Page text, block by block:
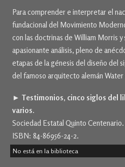
Para comprender e interpretar el
fundacional del Movimiento
con las doctrinas de William Morris y
apasionante análisis, pleno de
etapas de la génesis del diseño del
del famoso arquitecto alemán Water
► Testimonios, cinco siglos del
varios.
Sociedad Estatal Quinto
ISBN: 84-86956-24-2.
No está en la biblioteca